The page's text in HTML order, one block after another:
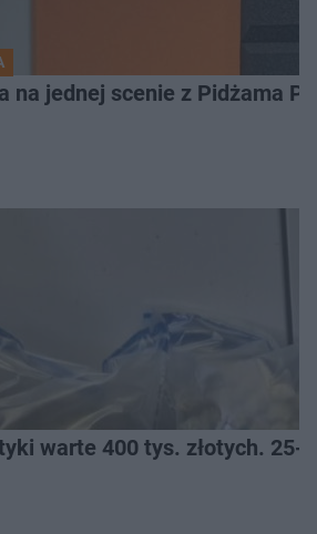
na jednej scenie z Pidżama
warte 400 tys. złotych.